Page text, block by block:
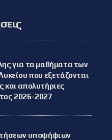
για τα μαθήματα των
που εξετάζονται
και απολυτήριες
2026-2027
υποψήφιων